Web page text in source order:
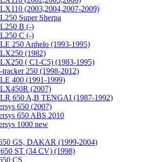
(2003,2004,2007-2009)
Super Sherpa
B (-)
C (-)
250 Anhelo (1993-1995)
(1982)
( C1-C5) (1983-1995)
tracker 250 (1998-2012)
400 (1991-1999)
(2007)
650 A,B TENGAI (1987-1992)
650 (2007)
650 ABS 2010
1000 new
GS, DAKAR (1999-2004)
ST (34 CV) (1998)
CS